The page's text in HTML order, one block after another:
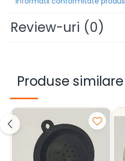
Review-uri (0)
Produse similare